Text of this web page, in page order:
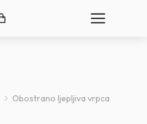
Obostrano ljepljiva vrpca